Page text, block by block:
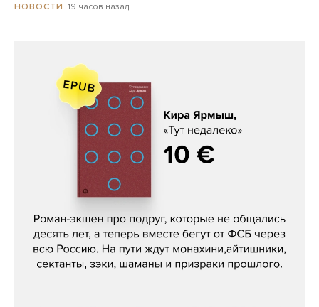
НОВОСТИ 19 часов назад
Кира Ярмыш, «Тут недалеко»